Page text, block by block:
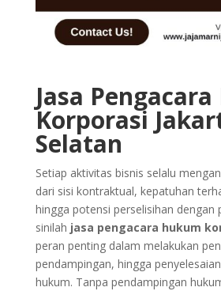
Jasa
Korporasi
Selatan
Setiap aktivitas bisnis selalu
dari sisi kontraktual, kepatuhan
hingga potensi perselisihan dengan
sinilah jasa pengacara hukum
peran penting dalam melakukan
pendampingan, hingga
hukum. Tanpa pendampingan